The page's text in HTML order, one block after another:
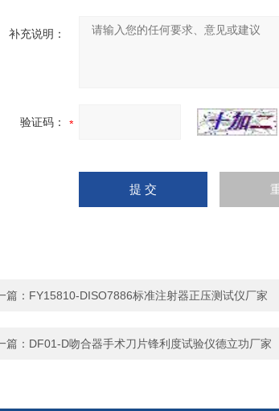
补充说明：
验证码：
篇： FY15810-DISO7886标准注射器正压测试仪厂家
篇： DF01-D吻合器手术刀片锋利度试验仪德立功厂家